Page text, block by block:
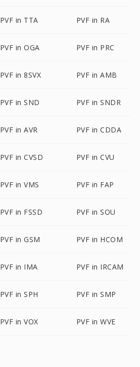
PVF in TTA PVF in RA
PVF in OGA PVF in PRC
PVF in 8SVX PVF in AMB
PVF in SND PVF in SNDR
PVF in AVR PVF in CDDA
PVF in CVSD PVF in CVU
PVF in VMS PVF in FAP
PVF in FSSD PVF in SOU
PVF in GSM PVF in HCOM
PVF in IMA PVF in IRCAM
PVF in SPH PVF in SMP
PVF in VOX PVF in WVE